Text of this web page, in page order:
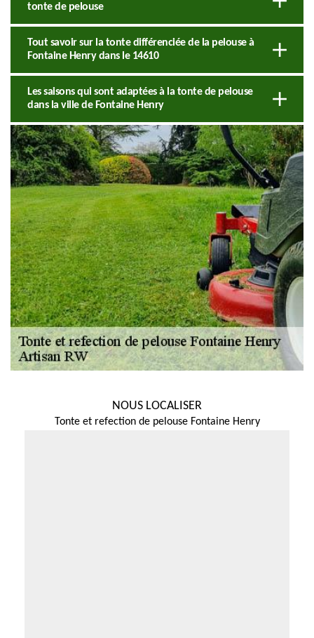
tonte de pelouse
Tout savoir sur la tonte différenciée de la pelouse à
Fontaine Henry dans le 14610
Les saisons qui sont adaptées à la tonte de pelouse
dans la ville de Fontaine Henry
NOUS LOCALISER
Tonte et refection de pelouse Fontaine Henry